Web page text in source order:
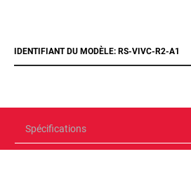
IDENTIFIANT DU MODÈLE: RS-VIVC-R2-A1
Spécifications